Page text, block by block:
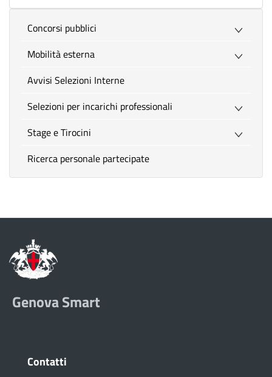
Concorsi pubblici
Mobilità esterna
Avvisi Selezioni Interne
Selezioni per incarichi professionali
Stage e Tirocini
Ricerca personale partecipate
Genova Smart
Contatti